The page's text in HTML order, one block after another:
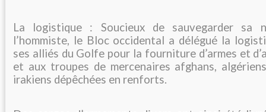
La logistique : Soucieux de sauvegarder sa
l’hommiste, le Bloc occidental a délégué la
ses alliés du Golfe pour la fourniture d’armes et
et aux troupes de mercenaires afghans,
irakiens dépêchées en renforts.